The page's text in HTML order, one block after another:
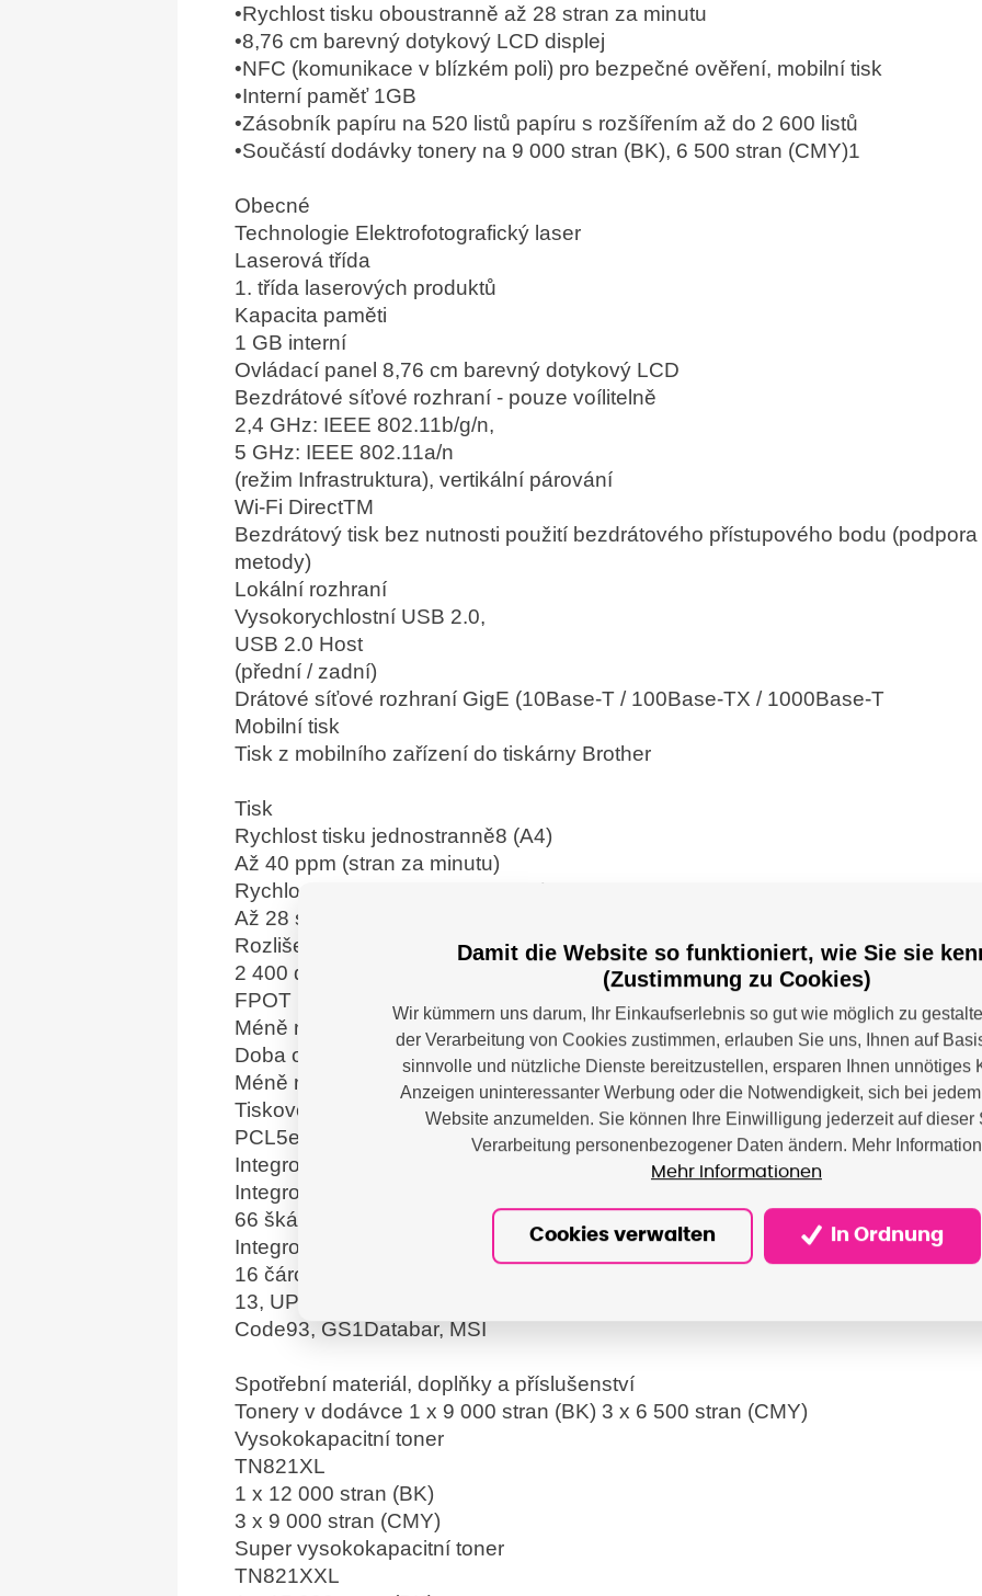
•Rychlost tisku oboustranně až 28 stran za minutu
•8,76 cm barevný dotykový LCD displej
•NFC (komunikace v blízkém poli) pro bezpečné ověření, mobilní tisk
•Interní paměť 1GB
•Zásobník papíru na 520 listů papíru s rozšířením až do 2 600 listů
•Součástí dodávky tonery na 9 000 stran (BK), 6 500 stran (CMY)1
Obecné
Technologie Elektrofotografický laser
Laserová třída
1. třída laserových produktů
Kapacita paměti
1 GB interní
Ovládací panel 8,76 cm barevný dotykový LCD
Bezdrátové síťové rozhraní - pouze voílitelně
2,4 GHz: IEEE 802.11b/g/n,
5 GHz: IEEE 802.11a/n
(režim Infrastruktura), vertikální párování
Wi-Fi DirectTM
Bezdrátový tisk bez nutnosti použití bezdrátového přístupového bodu
metody)
Lokální rozhraní
Vysokorychlostní USB 2.0,
USB 2.0 Host
(přední / zadní)
Drátové síťové rozhraní GigE (10Base-T / 100Base-TX / 1000Base-T
Mobilní tisk
Tisk z mobilního zařízení do tiskárny Brother
Tisk
Rychlost tisku jednostranně8 (A4)
Až 40 ppm (stran za minutu)
Rychlost tisku oboustranně8 (A4)
Až 28 stran za minutu (14 listů za minutu)
Rozlišení
2 400 dpi (2 400 x 600 dpi), 600 x 600 dpi
FPOT (čas prvního výtisku)
Méně než 10 sekund z režimu připravenosti
Doba ohřevu
Méně než 20 sekund z režimu spánku
Tiskové jazyky
PCL5e, PCL5c, PCL6, (PCL XL třída 3.0), BR-Script3, PDF verze 1.7, XPS
Integrované fonty (PCL) 73 škálovatelných fontů, 12 bitmapových fontů
Integrované fonty (Postscript)
66 škálovatelných fontů
Integrované čárové kódy (PCL)
16 čárových fontů – Code39, Interleaved 2 of 5, FIM (US-PostNet), Post Net
13, UPC-A, UPC-E, Codabar, ISBN(EAN), ISBN(UPC-E), Code128 (sady A,B,
Code93, GS1Databar, MSI
Spotřební materiál, doplňky a příslušenství
Tonery v dodávce 1 x 9 000 stran (BK) 3 x 6 500 stran (CMY)
Vysokokapacitní toner
TN821XL
1 x 12 000 stran (BK)
3 x 9 000 stran (CMY)
Super vysokokapacitní toner
TN821XXL
Damit die Website so funktioniert, wie Sie sie
(Zustimmung zu Cookies)
Wir kümmern uns darum, Ihr Einkaufserlebnis so gut wie möglich zu
der Verarbeitung von Cookies zustimmen, erlauben Sie uns, Ihnen auf
sinnvolle und nützliche Dienste bereitzustellen, ersparen Ihnen unnötiges
Anzeigen uninteressanter Werbung oder die Notwendigkeit, sich bei
Website anzumelden. Sie können Ihre Einwilligung jederzeit auf dieser
Verarbeitung personenbezogener Daten ändern. Mehr
Mehr Informationen
Cookies verwalten In Ordnung